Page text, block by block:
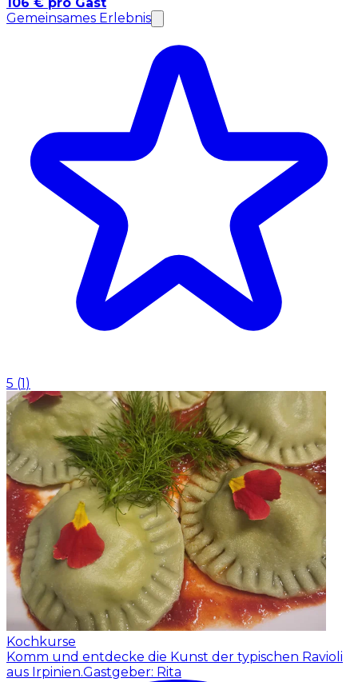
Gemeinsames Erlebnis
5 (1)
Kochkurse
Komm und entdecke die Kunst der typischen Ravioli
aus Irpinien.Gastgeber: Rita